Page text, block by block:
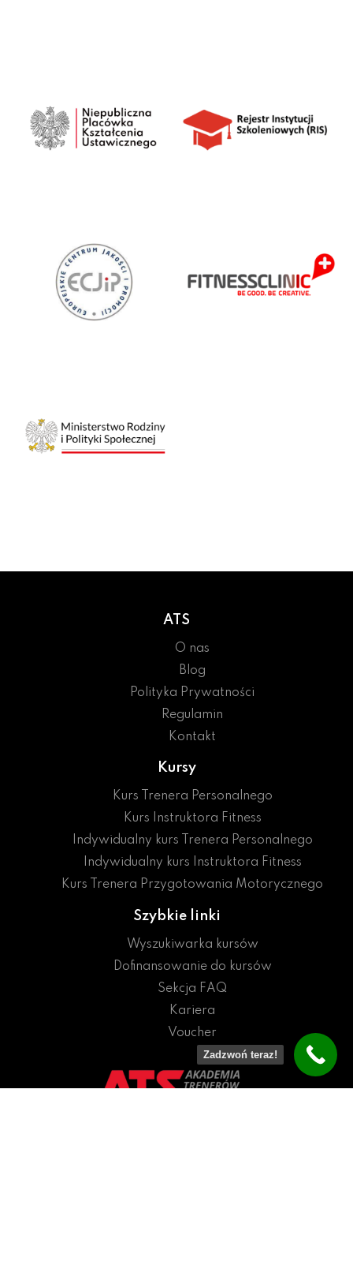
ATS
O nas
Blog
Polityka Prywatności
Regulamin
Kontakt
Kursy
Kurs Trenera Personalnego
Kurs Instruktora Fitness
Indywidualny kurs Trenera Personalnego
Indywidualny kurs Instruktora Fitness
Kurs Trenera Przygotowania Motorycznego
Szybkie linki
Wyszukiwarka kursów
Dofinansowanie do kursów
Sekcja FAQ
Kariera
Voucher
Zadzwoń teraz!